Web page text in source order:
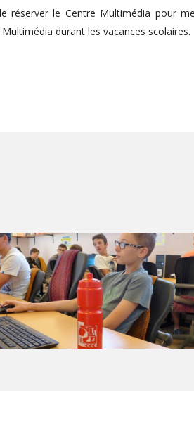
réserver le Centre Multimédia pour
durant les vacances scolaires.